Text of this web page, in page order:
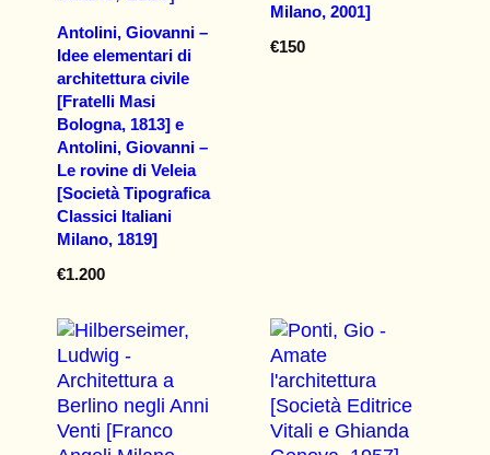
Antolini, Giovanni –
Idee elementari di
architettura civile
[Fratelli Masi
Bologna, 1813] e
Antolini, Giovanni –
Le rovine di Veleia
[Società Tipografica
Classici Italiani
Milano, 1819]
€1.200
Milano, 2001]
€150